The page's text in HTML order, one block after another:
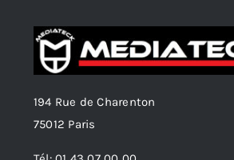
194 Rue de Charenton
75012 Paris